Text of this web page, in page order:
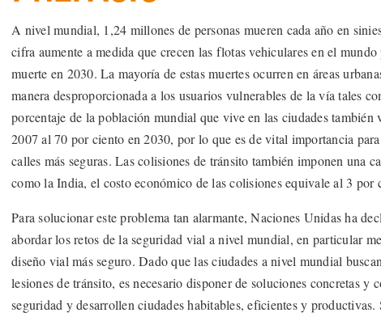
A nivel mundial, 1,24 millones de personas mueren cada año en
cifra aumente a medida que crecen las flotas vehiculares en el
muerte en 2030. La mayoría de estas muertes ocurren en áreas
manera desproporcionada a los usuarios vulnerables de la vía tales
porcentaje de la población mundial que vive en las ciudades también
2007 al 70 por ciento en 2030, por lo que es de vital importancia
calles más seguras. Las colisiones de tránsito también imponen una
como la India, el costo económico de las colisiones equivale al 3
Para solucionar este problema tan alarmante, Naciones Unidas ha
abordar los retos de la seguridad vial a nivel mundial, en particular
diseño vial más seguro. Dado que las ciudades a nivel mundial
lesiones de tránsito, es necesario disponer de soluciones concretas y
seguridad y desarrollen ciudades habitables, eficientes y